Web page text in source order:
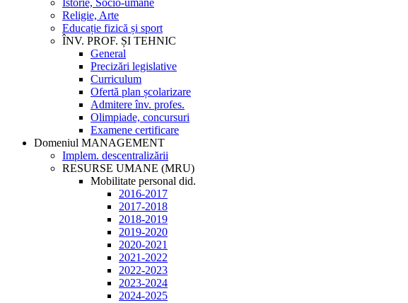
Istorie, Socio-umane
Religie, Arte
Educație fizică și sport
ÎNV. PROF. ȘI TEHNIC
General
Precizări legislative
Curriculum
Ofertă plan școlarizare
Admitere înv. profes.
Olimpiade, concursuri
Examene certificare
Domeniul MANAGEMENT
Implem. descentralizării
RESURSE UMANE (MRU)
Mobilitate personal did.
2016-2017
2017-2018
2018-2019
2019-2020
2020-2021
2021-2022
2022-2023
2023-2024
2024-2025